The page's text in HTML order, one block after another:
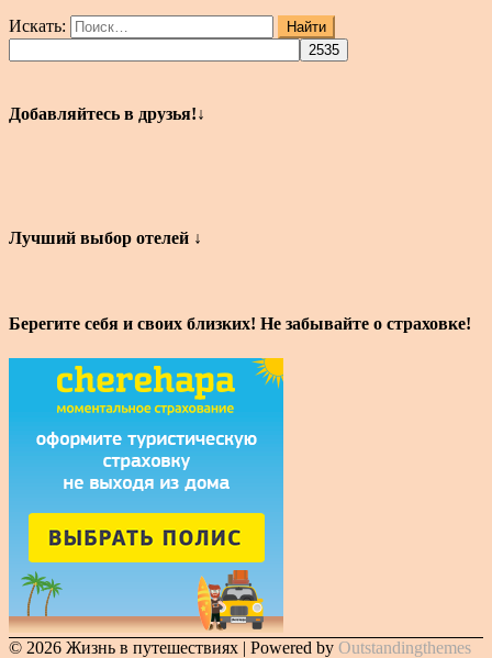
Искать: Найти
Добавляйтесь в друзья!↓
Лучший выбор отелей ↓
Берегите себя и своих близких! Не забывайте о страховке!
© 2026 Жизнь в путешествиях | Powered by Outstandingthemes